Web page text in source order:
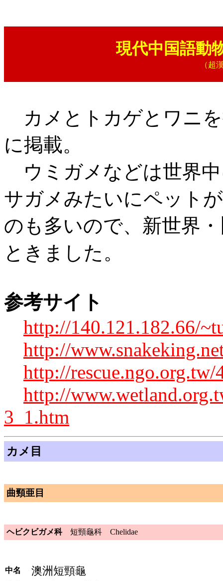
現代中国語動
（超
カメとトカゲとワニ
に掲載。
ウミガメなどは世界
サガメみたいにペット
のも多いので、新世界
ときました。
参考サイト
http://140.121.182.66/
http://
http://
http://
3_1.htm
カメ目
曲頸亜目
ヘビクビガメ科短頸龜科 Chelidae
中名 澳洲短頸龜